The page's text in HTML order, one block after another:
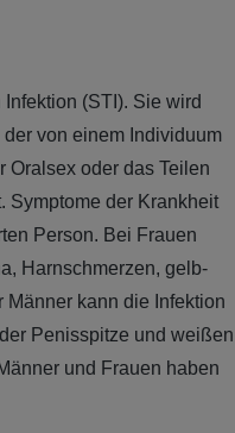
(STI). Sie wird
von einem Individuum
Oralsex oder das Teilen
Symptome der Krankheit
Person. Bei Frauen
Harnschmerzen, gelb-
kann die Infektion
Penisspitze und weißen
und Frauen haben